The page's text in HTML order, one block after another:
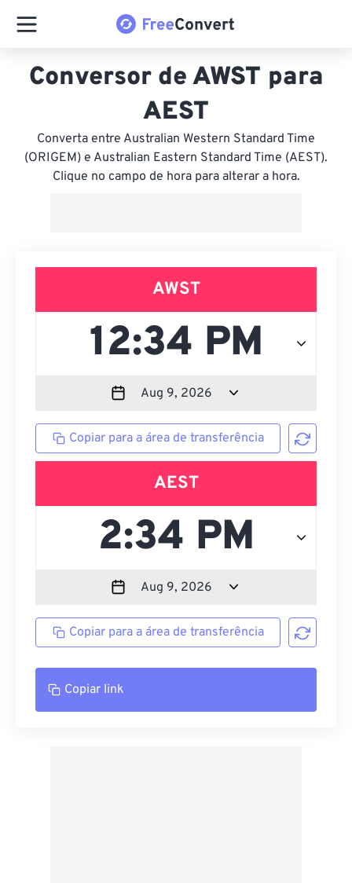
Conversor de AWST para
AEST
Converta entre Australian Western Standard Time
(ORIGEM) e Australian Eastern Standard Time (AEST).
Clique no campo de hora para alterar a hora.
AWST
Copiar para a área de transferência
AEST
Copiar para a área de transferência
Copiar link